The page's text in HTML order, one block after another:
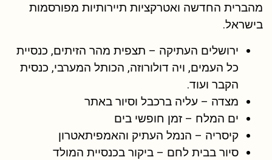
מהברית החדשה ואטרקציות תיירותיות מפורסמות
בישראל.
ירושלים העתיקה – תצפית מהר הזיתים, כנסיית
כל העמים, ויה דולורוזה, הכותל המערבי, כנסית
הקבר ועוד.
מצדה – עליה ברכבל וסיור באתר
ים המלח – זמן חופשי בים
קיסריה – הנמל העתיק והאמפיתאטרון
סיור בבית לחם – ביקור בכנסיית המולד